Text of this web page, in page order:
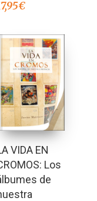
€
VIDA EN
Los
de